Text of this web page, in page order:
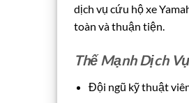
dịch vụ cứu hộ xe
toàn và thuận tiện.
Thế Mạnh Dịch
Đội ngũ kỹ thuật